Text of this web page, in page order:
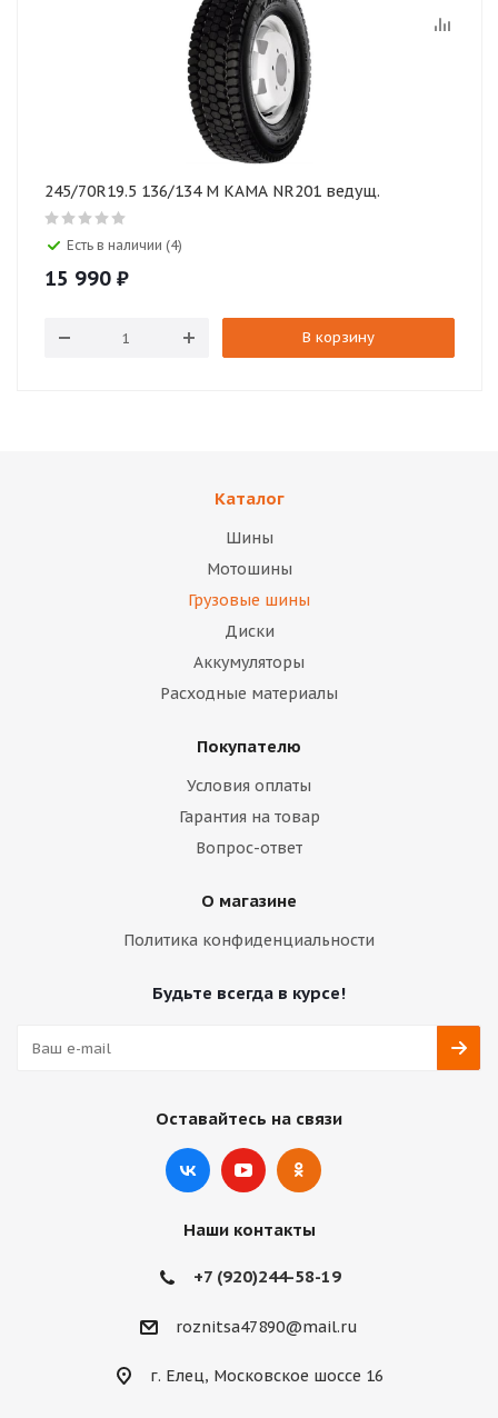
245/70R19.5 136/134 M КАМА NR201 ведущ.
Есть в наличии (4)
15 990 ₽
В корзину
Каталог
Шины
Мотошины
Грузовые шины
Диски
Аккумуляторы
Расходные материалы
Покупателю
Условия оплаты
Гарантия на товар
Вопрос-ответ
О магазине
Политика конфиденциальности
Будьте всегда в курсе!
Оставайтесь на связи
Наши контакты
+7 (920)244-58-19
roznitsa47890@mail.ru
г. Елец, Московское шоссе 16